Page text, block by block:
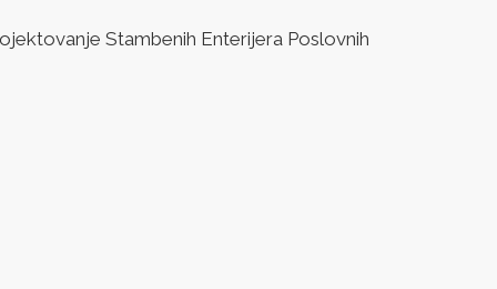
Stambenih Enterijera Poslovnih